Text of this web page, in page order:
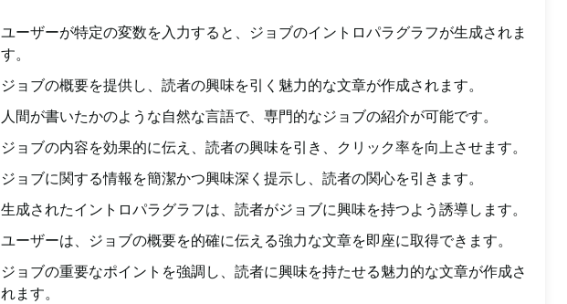
ユーザーが特定の変数を入力すると、ジョブのイントロパラグラフが生成されま
す。
ジョブの概要を提供し、読者の興味を引く魅力的な文章が作成されます。
人間が書いたかのような自然な言語で、専門的なジョブの紹介が可能です。
ジョブの内容を効果的に伝え、読者の興味を引き、クリック率を向上させます。
ジョブに関する情報を簡潔かつ興味深く提示し、読者の関心を引きます。
生成されたイントロパラグラフは、読者がジョブに興味を持つよう誘導します。
ユーザーは、ジョブの概要を的確に伝える強力な文章を即座に取得できます。
ジョブの重要なポイントを強調し、読者に興味を持たせる魅力的な文章が作成さ
れます。